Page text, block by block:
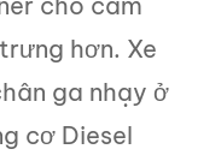
hơn. Xe
ga nhạy ở
cơ Diesel